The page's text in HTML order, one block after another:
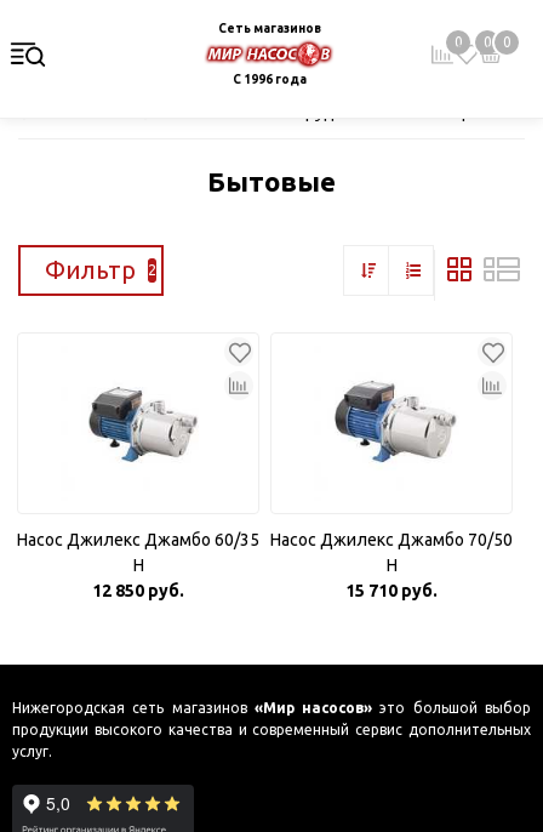
Сеть магазинов
С 1996 года
0 0 0
Бытовые
Фильтр 2
Насос Джилекс Джамбо 60/35
Н
12 850 руб.
Насос Джилекс Джамбо 70/50
Н
15 710 руб.
Нижегородская сеть магазинов «Мир насосов» это большой выбор
продукции высокого качества и современный сервис дополнительных
услуг.